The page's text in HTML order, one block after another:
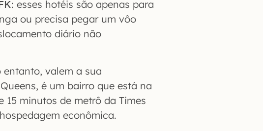
: esses hotéis são apenas para
ou precisa pegar um vôo
diário não
valem a sua
é um bairro que está na
15 minutos de metrô da Times
econômica.